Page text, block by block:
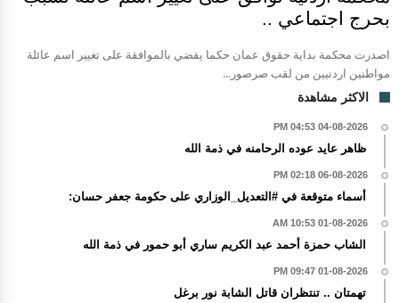
بحرج اجتماعي ..
اصدرت محكمة بداية حقوق عمان حكما يقضي بالموافقة على تغيير اسم عائلة
مواطنين اردنيين من لقب صرصور...
الاكثر مشاهدة
04-08-2026 04:53 PM
ظاهر عايد عوده الرحامنه في ذمة الله
06-08-2026 02:18 PM
أسماء متوقعة في #التعديل_الوزاري على حكومة جعفر حسان:
01-08-2026 10:53 AM
الشاب حمزة أحمد عبد الكريم ساري أبو حمور في ذمة الله
01-08-2026 09:47 PM
تهمتان .. تنتظران قاتل الشابة نور برغل